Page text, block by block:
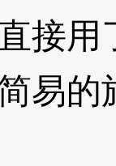
用
易